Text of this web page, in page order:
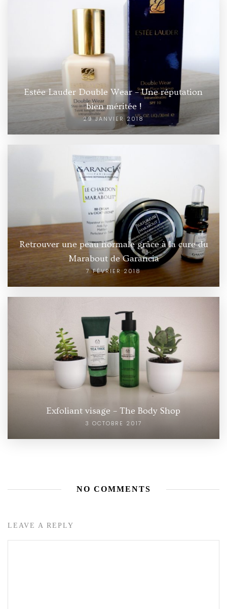
Estée Lauder Double Wear – Une réputation
bien méritée !
29 JANVIER 2018
Retrouver une peau normale grâce à la cure du
Marabout de Garancia
7 FÉVRIER 2018
Exfoliant visage – The Body Shop
3 OCTOBRE 2017
NO COMMENTS
LEAVE A REPLY